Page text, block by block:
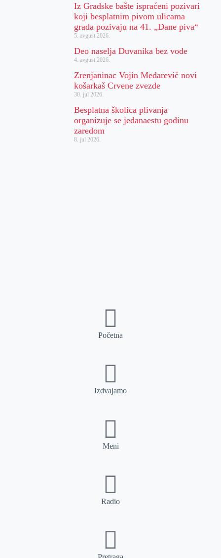
Iz Gradske bašte ispraćeni pozivari
koji besplatnim pivom ulicama
grada pozivaju na 41. „Dane piva“
5. avgust 2026.
Deo naselja Duvanika bez vode
4. avgust 2026.
Zrenjaninac Vojin Medarević novi
košarkaš Crvene zvezde
30. jul 2026.
Besplatna školica plivanja
organizuje se jedanaestu godinu
zaredom
8. jul 2026.
Početna
Izdvajamo
Meni
Radio